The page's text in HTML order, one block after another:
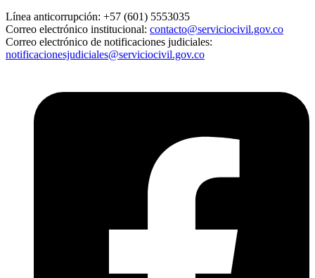
Línea anticorrupción: +57 (601) 5553035
Correo electrónico institucional: contacto@serviciocivil.gov.co
Correo electrónico de notificaciones judiciales:
notificacionesjudiciales@serviciocivil.gov.co